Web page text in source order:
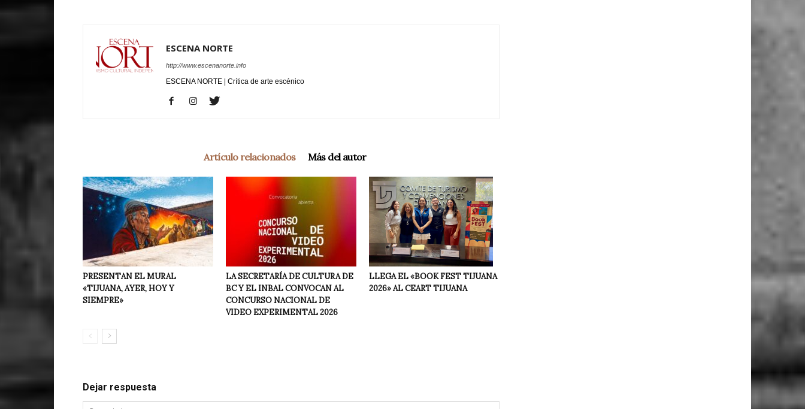
ESCENA NORTE
http://www.escenanorte.info
ESCENA NORTE | Crítica de arte escénico
Artículo relacionados Más del autor
PRESENTAN EL MURAL
«TIJUANA, AYER, HOY Y
SIEMPRE»
LA SECRETARÍA DE CULTURA DE
BC Y EL INBAL CONVOCAN AL
CONCURSO NACIONAL DE
VIDEO EXPERIMENTAL 2026
LLEGA EL «BOOK FEST TIJUANA
2026» AL CEART TIJUANA
Dejar respuesta